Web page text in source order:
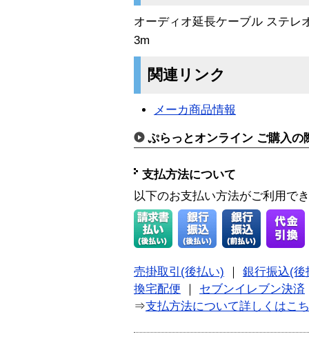
オーディオ延長ケーブル ステレ
3m
関連リンク
メーカ商品情報
ぷらっとオンライン ご購入の
支払方法について
以下のお支払い方法がご利用で
売掛取引(後払い)
銀行振込(後
換宅配便
セブンイレブン決済
⇒支払方法について詳しくはこ